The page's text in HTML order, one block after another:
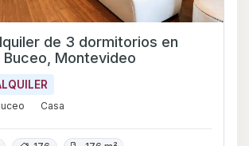
de 3 dormitorios en
Buceo, Montevideo
Casa